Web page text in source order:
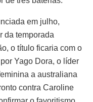
em julho,
da temporada
o título ficaria com o
Yago Dora, o líder
a australiana
contra Caroline